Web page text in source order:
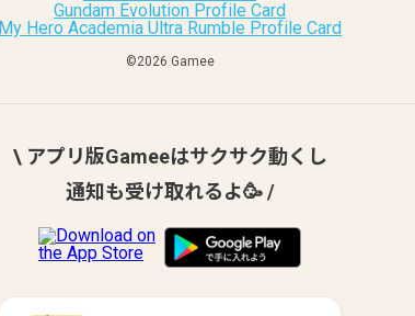
Gundam Evolution Profile Card
My Hero Academia Ultra Rumble Profile Card
©︎2026 Gamee
\ アプリ版Gameeはサクサク動くし
通知も受け取れるよ🥳 /